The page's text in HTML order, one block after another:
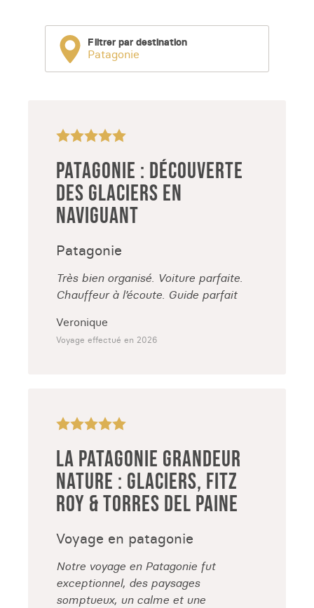
Filtrer par destination
Patagonie
PATAGONIE : DÉCOUVERTE
DES GLACIERS EN
NAVIGUANT
Patagonie
Très bien organisé. Voiture parfaite.
Chauffeur à l’écoute. Guide parfait
Veronique
Voyage effectué en 2026
LA PATAGONIE GRANDEUR
NATURE : GLACIERS, FITZ
ROY & TORRES DEL PAINE
Voyage en patagonie
Notre voyage en Patagonie fut
exceptionnel, des paysages
somptueux, un calme et une